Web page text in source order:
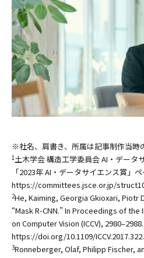
※社名、肩書き、所属は記事制作当時
1土木学会 構造工学委員会 AI・データ
「2023年 AI・データサイエンス賞」
https://committees.jsce.or.jp/
2He, Kaiming, Georgia Gkioxari, Piotr
“Mask R-CNN.” In Proceedings of
on Computer Vision (ICCV), 2980–2988.
https://doi.org/10.1109/ICCV.2017.322.
3Ronneberger, Olaf, Philipp Fischer,